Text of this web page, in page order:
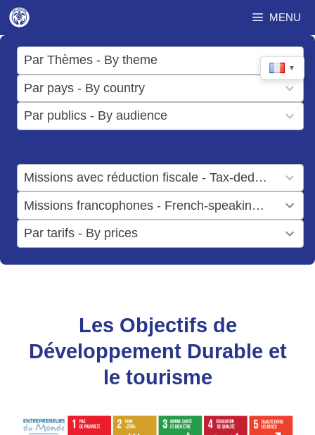
Aller
au
contenu
MENU
▼
Par Thèmes - By theme
17
results
available
Par pays - By country
50
results
available
Par publics - By audience
results
Missions avec réduction fiscale - Tax-deductible missions
result
available
Missions francophones - French-speaking missions
result
available
Par tarifs - By prices
results
available
Les Objectifs de
Développement Durable et
le tourisme